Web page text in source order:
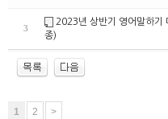
3
2023년 상반기 영어말하기
종)
1 2 >